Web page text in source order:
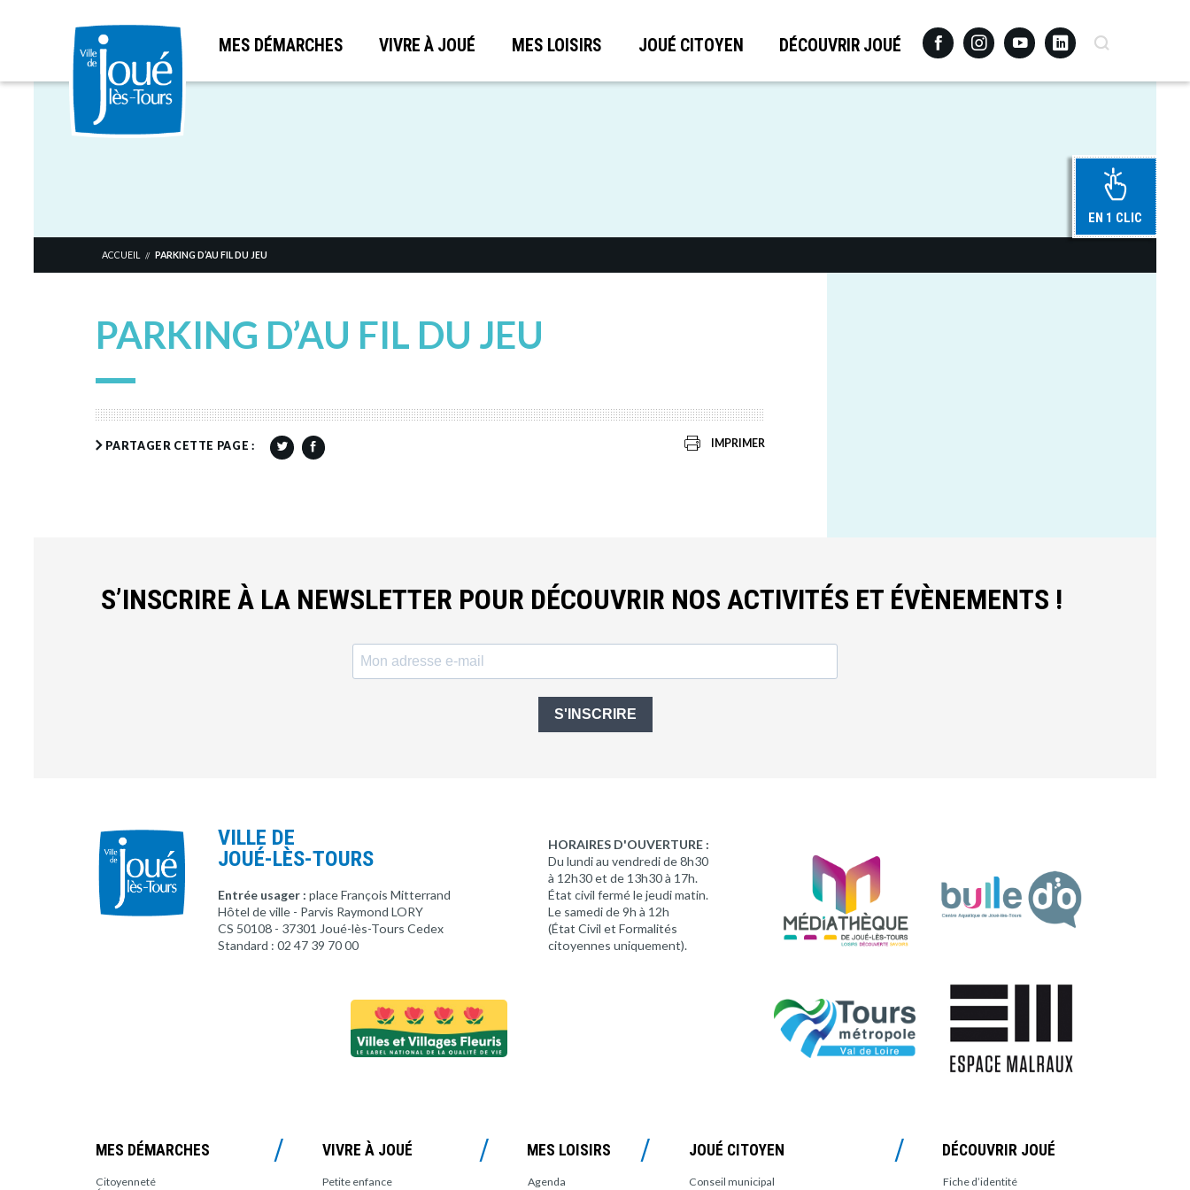
Aller
MES DÉMARCHES VIVRE À JOUÉ MES LOISIRS JOUÉ CITOYEN DÉCOUVRIR JOUÉ FacebookInstagramYoutubeLinkedinRecherche
EN 1 CLIC
ACCUEIL // PARKING D’AU FIL DU JEU
PARKING D’AU FIL DU JEU
PARTAGER CETTE PAGE : IMPRIMER
S’INSCRIRE À LA NEWSLETTER POUR DÉCOUVRIR NOS ACTIVITÉS ET ÉVÈNEMENTS !
S'INSCRIRE
VILLE DE
JOUÉ-LÈS-TOURS
Entrée usager : place François Mitterrand
Hôtel de ville - Parvis Raymond LORY
CS 50108 - 37301 Joué-lès-Tours Cedex
Standard : 02 47 39 70 00
HORAIRES D'OUVERTURE :
Du lundi au vendredi de 8h30
à 12h30 et de 13h30 à 17h.
État civil fermé le jeudi matin.
Le samedi de 9h à 12h
(État Civil et Formalités
citoyennes uniquement).
MES DÉMARCHES
Citoyenneté
VIVRE À JOUÉ
Petite enfance
MES LOISIRS
Agenda
JOUÉ CITOYEN
Conseil municipal
DÉCOUVRIR JOUÉ
Fiche d’identité